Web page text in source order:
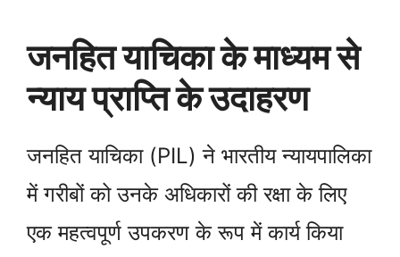
जनहित याचिका के माध्यम से
न्याय प्राप्ति के उदाहरण
जनहित याचिका (PIL) ने भारतीय न्यायपालिका
में गरीबों को उनके अधिकारों की रक्षा के लिए
एक महत्वपूर्ण उपकरण के रूप में कार्य किया